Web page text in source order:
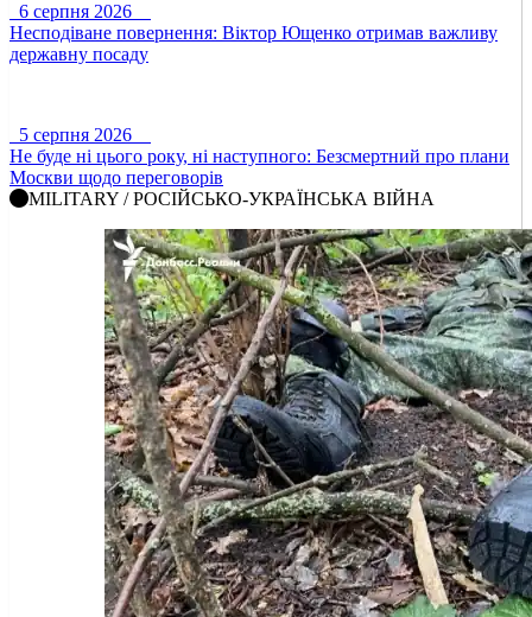
6 серпня 2026
Несподіване повернення: Віктор Ющенко отримав важливу
державну посаду
5 серпня 2026
Не буде ні цього року, ні наступного: Безсмертний про плани
Москви щодо переговорів
MILITARY / РОСІЙСЬКО-УКРАЇНСЬКА ВІЙНА